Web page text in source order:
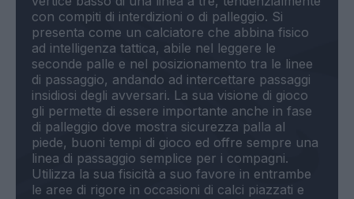
con compiti di interdizioni o di palleggio. Si
presenta come un calciatore che abbina fisico
ad intelligenza tattica, abile nel leggere le
seconde palle e nel posizionamento tra le linee
di passaggio, andando ad intercettare passaggi
insidiosi degli avversari. La sua visione di gioco
gli permette di essere importante anche in fase
di palleggio dove mostra sicurezza palla al
piede, buoni tempi di gioco ed offre sempre una
linea di passaggio semplice per i compagni.
Utilizza la sua fisicità a suo favore in entrambe
le aree di rigore in occasioni di calci piazzati e